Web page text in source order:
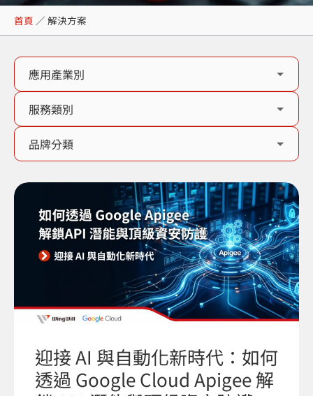
解決方案
首頁 ／ 解決方案
迎接 AI 與自動化新時代：如何
透過 Google Cloud Apigee 解